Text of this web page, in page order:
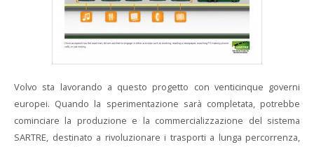
Volvo sta lavorando a questo progetto con venticinque governi
europei. Quando la sperimentazione sarà completata, potrebbe
cominciare la produzione e la commercializzazione del sistema
SARTRE, destinato a rivoluzionare i trasporti a lunga percorrenza,